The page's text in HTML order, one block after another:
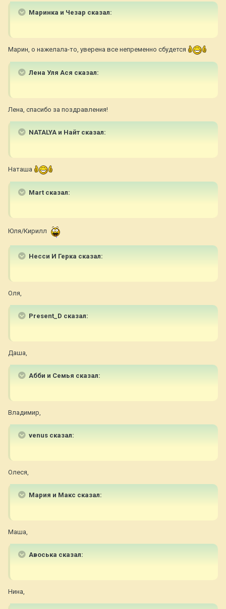
Маринка и Чезар сказал:
Марин, о нажелала-то, уверена все непременно сбудется
Лена Уля Ася сказал:
Лена, спасибо за поздравления!
NATALYA и Найт сказал:
Наташа
Mart сказал:
Юля/Кирилл
Несси И Герка сказал:
Оля,
Present_D сказал:
Даша,
Абби и Семья сказал:
Владимир,
venus сказал:
Олеся,
Мария и Макс сказал:
Маша,
Авоська сказал:
Нина,